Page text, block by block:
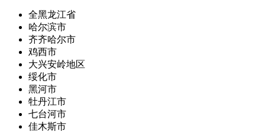
全黑龙江省
哈尔滨市
齐齐哈尔市
鸡西市
大兴安岭地区
绥化市
黑河市
牡丹江市
七台河市
佳木斯市